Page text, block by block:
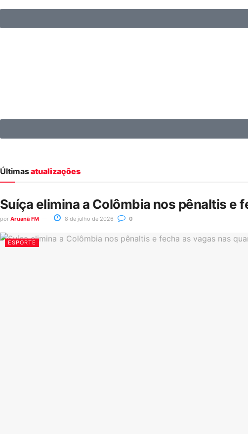
Últimasatualizações
Suíça elimina a Colômbia nos pênaltis e
por Aruanã FM 8 de julho de 2026 0
ESPORTE